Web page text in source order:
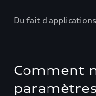
Du fait
Comment